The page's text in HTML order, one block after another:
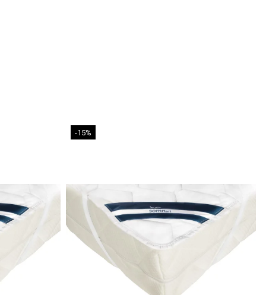
de Utilizare
la fiecare câteva luni pentru a-i prelungi durata de viață.
și Siguranță
-15%